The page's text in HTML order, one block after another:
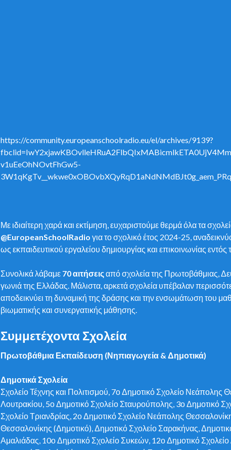
https://community.europeanschoolradio.eu/el/archives/9139?
v1uEeOhNOvtFhGw5-
Με ιδιαίτερη χαρά και εκτίμηση, ευχαριστούμε θερμά όλα τα
@EuropeanSchoolRadio για το σχολικό έτος 2024-25,
ως εκπαιδευτικού εργαλείου δημιουργίας και επικοινωνίας
Συνολικά λάβαμε 70 αιτήσειςαπό σχολεία της Πρωτοβάθμιας,
γωνιά της Ελλάδας. Μάλιστα, αρκετά σχολεία υπέβαλαν
αποδεικνύει τη δυναμική της δράσης και την ενσωμάτωση του
βιωματικής και συνεργατικής μάθησης.
Συμμετέχοντα Σχολεία
Πρωτοβάθμια Εκπαίδευση (Νηπιαγωγεία & Δημοτικά)
Δημοτικά Σχολεία
Σχολείο Τέχνης και Πολιτισμού, 7ο Δημοτικό Σχολείο Νεάπολης
Λουτρακίου, 5ο Δημοτικό Σχολείο Σταυρούπολης, 3ο Δημοτικό
Σχολείο Τριανδρίας, 2ο Δημοτικό Σχολείο Νεάπολης
Θεσσαλονίκης (Δημοτικό), Δημοτικό Σχολείο Σαρακήνας,
Αμαλιάδας, 10ο Δημοτικό Σχολείο Συκεών, 12ο Δημοτικό